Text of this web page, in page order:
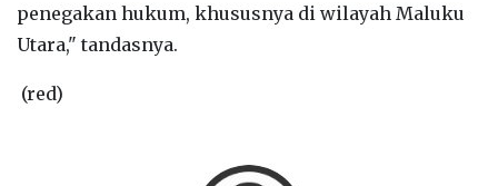
penegakan hukum, khususnya di wilayah Maluku
Utara," tandasnya.
(red)